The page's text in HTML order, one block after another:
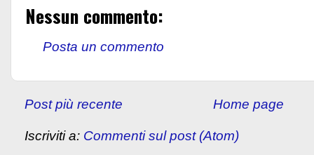
Nessun commento:
Posta un commento
Post più recente Home page
Iscriviti a: Commenti sul post (Atom)